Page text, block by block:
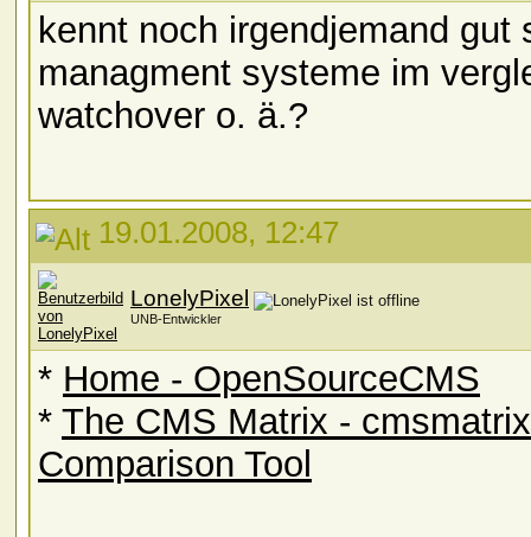
kennt noch irgendjemand
managment systeme im
watchover o. ä.?
19.01.2008, 12:47
LonelyPixel
UNB-Entwickler
* Home - OpenSourceCMS
* The CMS Matrix -
Comparison Tool